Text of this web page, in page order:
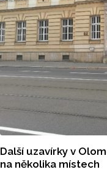
Další uzavírky v
na několika místech